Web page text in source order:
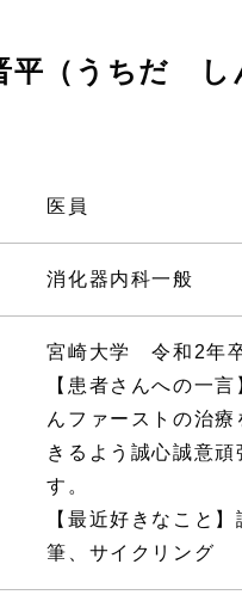
（うちだ し
医員
消化器内科一般
宮崎大学 令和2年
【患者さんへの一言
んファーストの治療
きるよう誠心誠意頑
す。
【最近好きなこと】
筆、サイクリング